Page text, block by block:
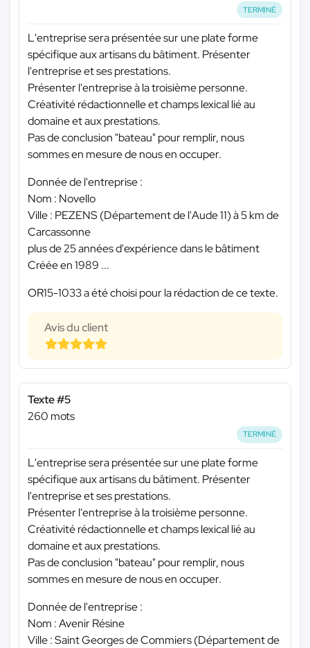
TERMINÉ
L'entreprise sera présentée sur une plate forme
spécifique aux artisans du bâtiment. Présenter
l'entreprise et ses prestations.
Présenter l'entreprise à la troisième personne.
Créativité rédactionnelle et champs lexical lié au
domaine et aux prestations.
Pas de conclusion "bateau" pour remplir, nous
sommes en mesure de nous en occuper.
Donnée de l'entreprise :
Nom : Novello
Ville : PEZENS (Département de l'Aude 11) à 5 km de
Carcassonne
plus de 25 années d'expérience dans le bâtiment
Créée en 1989 ...
OR15-1033 a été choisi pour la rédaction de ce texte.
Avis du client
Texte #5
260 mots
TERMINÉ
L'entreprise sera présentée sur une plate forme
spécifique aux artisans du bâtiment. Présenter
l'entreprise et ses prestations.
Présenter l'entreprise à la troisième personne.
Créativité rédactionnelle et champs lexical lié au
domaine et aux prestations.
Pas de conclusion "bateau" pour remplir, nous
sommes en mesure de nous en occuper.
Donnée de l'entreprise :
Nom : Avenir Résine
Ville : Saint Georges de Commiers (Département de